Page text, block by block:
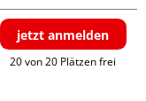
jetzt anmelden
20 von 20 Plätzen frei